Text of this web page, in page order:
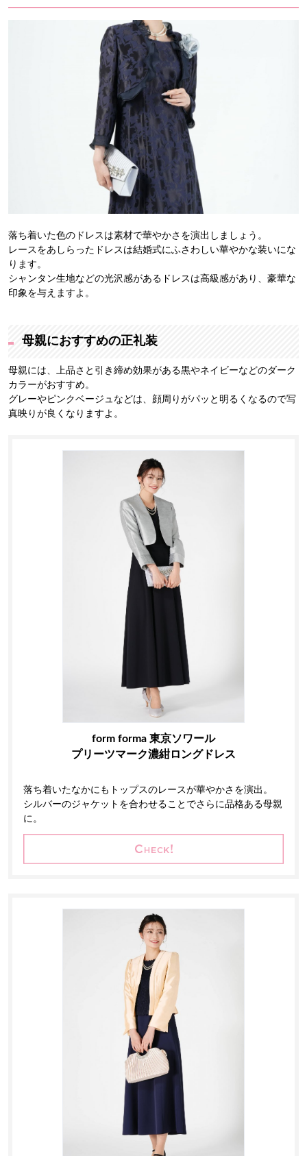
落ち着いた色のドレスは素材で華やかさを演出しましょう。
レースをあしらったドレスは結婚式にふさわしい華やかな装いにな
ります。
シャンタン生地などの光沢感があるドレスは高級感があり、豪華な
印象を与えますよ。
母親におすすめの正礼装
母親には、上品さと引き締め効果がある黒やネイビーなどのダーク
カラーがおすすめ。
グレーやピンクベージュなどは、顔周りがパッと明るくなるので写
真映りが良くなりますよ。
form forma 東京ソワール
プリーツマーク濃紺ロングドレス
落ち着いたなかにもトップスのレースが華やかさを演出。
シルバーのジャケットを合わせることでさらに品格ある母親
に。